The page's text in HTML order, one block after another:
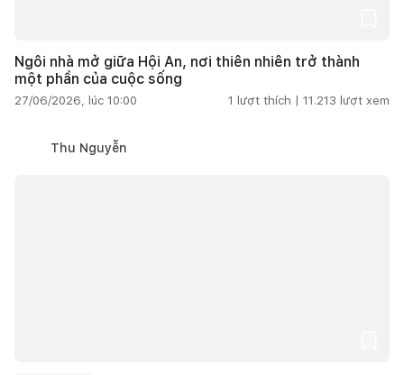
Ngôi nhà mở giữa Hội An, nơi thiên nhiên trở thành
một phần của cuộc sống
27/06/2026, lúc 10:00 1 lượt thích | 11.213 lượt xem
Thu Nguyễn